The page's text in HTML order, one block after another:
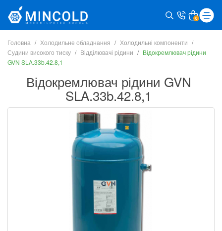
0
Головна Холодильне обладнання
Холодильні компоненти
Судини високого тиску
Відділювачі рідини
Відокремлювач рідини
GVN SLA.33b.42.8,1
Відокремлювач рідини GVN
SLA.33b.42.8,1